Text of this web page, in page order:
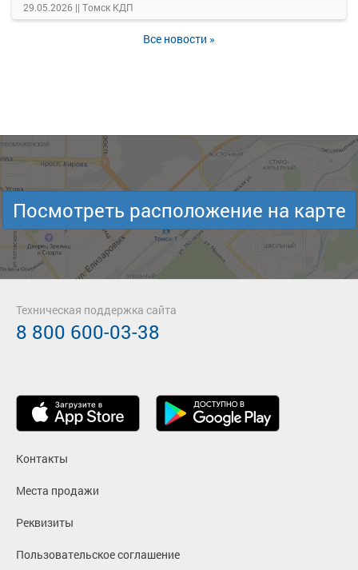
29.05.2026 || Томск КДП
Все новости »
Посмотреть расположение на карте
Контакты
Места продажи
Реквизиты
Пользовательское соглашение
Техническая поддержка сайта
8 800 600-03-38